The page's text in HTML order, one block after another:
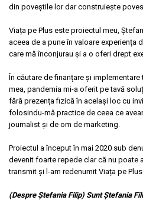
din poveștile lor dar construiește
Viața pe Plus este proiectul meu,
aceea de a pune în valoare experiența
care mă înconjurau și a o oferi drept
În căutare de finanțare și
mea, pandemia mi-a oferit pe tavă
fără prezența fizică în același loc cu
folosindu-mă practice de ceea ce
journalist și de om de marketing.
Proiectul a început în mai 2020 sub
devenit foarte repede clar că nu poate
transmit și l-am redenumit Viața pe Plus.
(Despre Ștefania Filip) Sunt Ștefania